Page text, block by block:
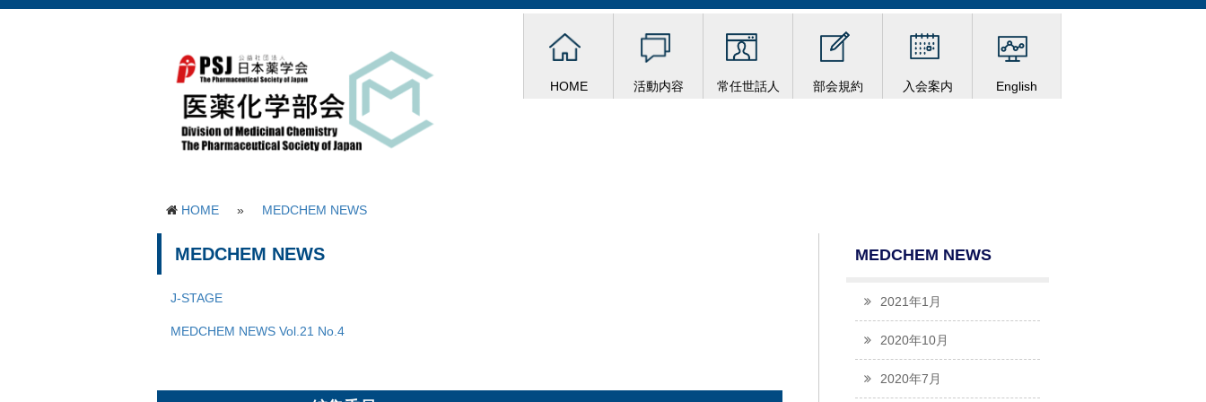
HOME 活動内容 常任世話人 部会規約 入会案内 English
HOME » MEDCHEM NEWS
MEDCHEM NEWS
2021年1月
2020年10月
2020年7月
MEDCHEM NEWS
J-STAGE
MEDCHEM NEWS Vol.21 No.4